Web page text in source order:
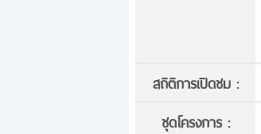
สถิติการเปิดชม :
ชุดโครงการ :